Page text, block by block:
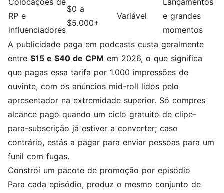
Colocações de
RP e
influenciadores
$0 a
$5.000+
Variável
Lançamentos
e grandes
momentos
A publicidade paga em podcasts custa geralmente
entre $15 e $40 de CPM em 2026, o que significa
que pagas essa tarifa por 1.000 impressões de
ouvinte, com os anúncios mid-roll lidos pelo
apresentador na extremidade superior. Só compres
alcance pago quando um ciclo gratuito de clipe-
para-subscrição já estiver a converter; caso
contrário, estás a pagar para enviar pessoas para um
funil com fugas.
Constrói um pacote de promoção por episódio
Para cada episódio, produz o mesmo conjunto de